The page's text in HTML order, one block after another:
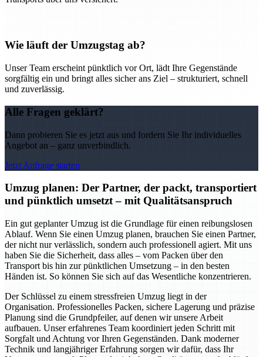
Wie läuft der Umzugstag ab?
Unser Team erscheint pünktlich vor Ort, lädt Ihre Gegenstände
sorgfältig ein und bringt alles sicher ans Ziel – strukturiert, schnell
und zuverlässig.
Alle Fragen geklärt?
Dann probieren Sie es jetzt aus und fordern Sie Ihr individuelles
Angebot an – ganz unverbindlich.
Jetzt Anfrage starten
Umzug planen: Der Partner, der packt, transportiert
und pünktlich umsetzt – mit Qualitätsanspruch
Ein gut geplanter Umzug ist die Grundlage für einen reibungslosen
Ablauf. Wenn Sie einen Umzug planen, brauchen Sie einen Partner,
der nicht nur verlässlich, sondern auch professionell agiert. Mit uns
haben Sie die Sicherheit, dass alles – vom Packen über den
Transport bis hin zur pünktlichen Umsetzung – in den besten
Händen ist. So können Sie sich auf das Wesentliche konzentrieren.
Der Schlüssel zu einem stressfreien Umzug liegt in der
Organisation. Professionelles Packen, sichere Lagerung und präzise
Planung sind die Grundpfeiler, auf denen wir unsere Arbeit
aufbauen. Unser erfahrenes Team koordiniert jeden Schritt mit
Sorgfalt und Achtung vor Ihren Gegenständen. Dank moderner
Technik und langjähriger Erfahrung sorgen wir dafür, dass Ihr